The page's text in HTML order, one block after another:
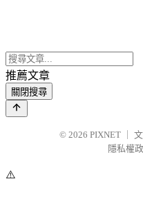
推薦文章
關閉搜尋
© 2026 PIXNET
隱私權
⚠️